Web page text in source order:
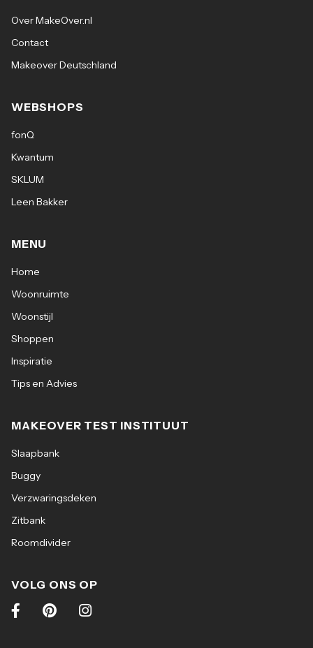
Over MakeOver.nl
Contact
Makeover Deutschland
WEBSHOPS
fonQ
Kwantum
SKLUM
Leen Bakker
MENU
Home
Woonruimte
Woonstijl
Shoppen
Inspiratie
Tips en Advies
MAKEOVER TEST INSTITUUT
Slaapbank
Buggy
Verzwaringsdeken
Zitbank
Roomdivider
VOLG ONS OP